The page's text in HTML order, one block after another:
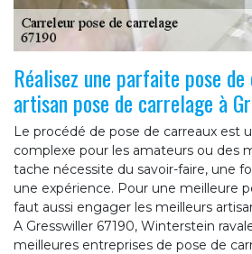
Réalisez une parfaite pose
artisan pose de carrelage à
Le procédé de pose de carreaux est
complexe pour les amateurs ou des
tache nécessite du savoir-faire, une
une expérience. Pour une meilleure
faut aussi engager les meilleurs
A Gresswiller 67190, Winterstein
meilleures entreprises de pose de